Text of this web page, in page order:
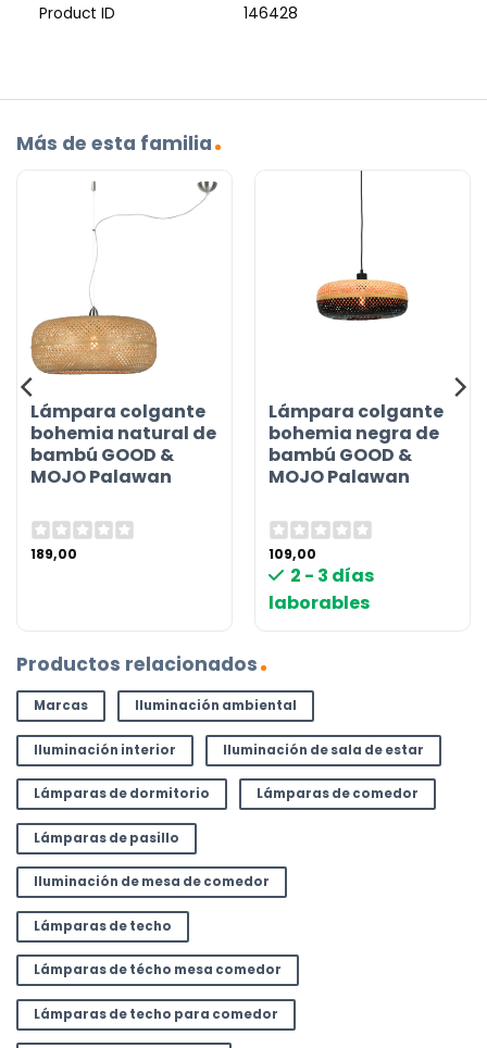
Product ID
146428
Más de esta familia
Lámpara colgante
bohemia natural de
bambú GOOD &
MOJO Palawan
189,00
Lámpara colgante
bohemia negra de
bambú GOOD &
MOJO Palawan
109,00
2 - 3 días
laborables
Productos relacionados
Marcas Iluminación ambiental
Iluminación interior Iluminación de sala de estar
Lámparas de dormitorio Lámparas de comedor
Lámparas de pasillo
Iluminación de mesa de comedor
Lámparas de techo
Lámparas de técho mesa comedor
Lámparas de techo para comedor